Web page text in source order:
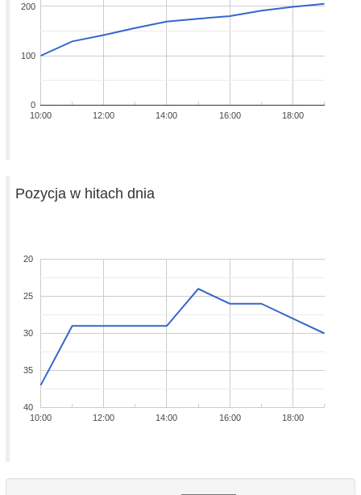
10:00 12:00 14:00 16:00 18:00
0
100
200
Pozycja w hitach dnia
10:00 12:00 14:00 16:00 18:00
20
25
30
35
40